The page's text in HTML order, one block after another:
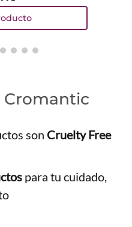
Cromantic
son Cruelty Free
para tu cuidado,